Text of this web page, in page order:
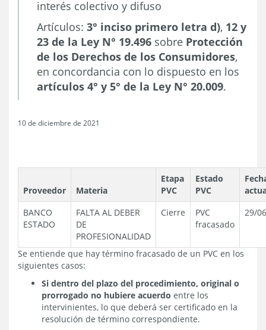
interés colectivo y difuso
Artículos: 3° inciso primero letra d), 12 y
23 de la Ley N° 19.496 sobre Protección
de los Derechos de los Consumidores,
en concordancia con lo dispuesto en los
artículos 4° y 5° de la Ley N° 20.009.
10 de diciembre de 2021
Proveedor Materia
Etapa
PVC
Estado
PVC
BANCO
ESTADO
FALTA AL DEBER
DE
PROFESIONALIDAD
Cierre
PVC
fracasado
29/
Se entiende que hay término fracasado de un PVC en los
siguientes casos:
Si dentro del plazo del procedimiento, original o
prorrogado no hubiere acuerdo entre los
intervinientes, lo que deberá ser certificado en la
resolución de término correspondiente.